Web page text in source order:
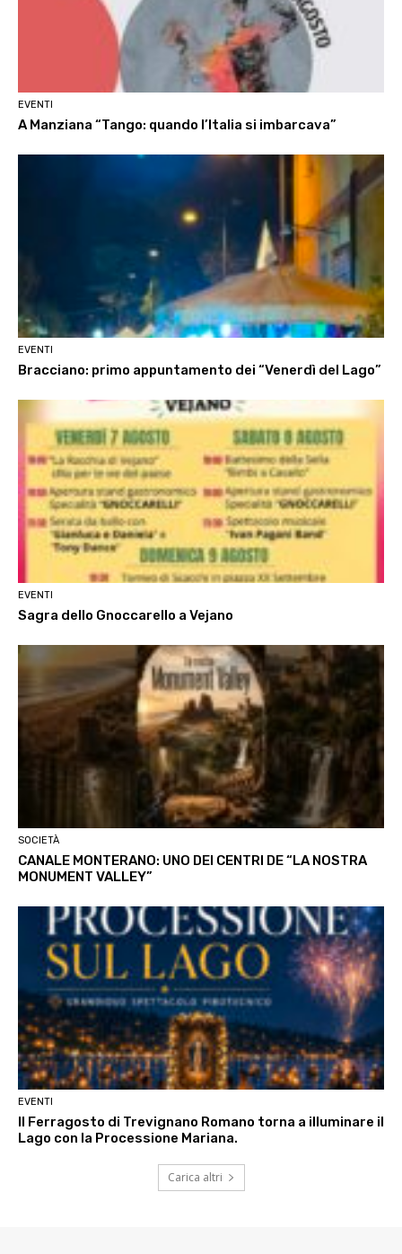
EVENTI
A Manziana “Tango: quando l’Italia si imbarcava”
EVENTI
Bracciano: primo appuntamento dei “Venerdì del Lago”
EVENTI
Sagra dello Gnoccarello a Vejano
SOCIETÀ
CANALE MONTERANO: UNO DEI CENTRI DE “LA NOSTRA
MONUMENT VALLEY”
EVENTI
Il Ferragosto di Trevignano Romano torna a illuminare il
Lago con la Processione Mariana.
Carica altri